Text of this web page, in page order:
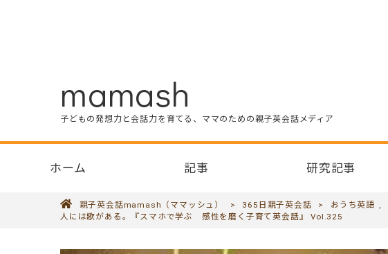
mamash
子どもの発想力と会話力を育てる、ママのための親子英会話メディア
ホーム 記事 研究記事
親子英会話mamash（ママッシュ） > 365日親子英会話 > おうち英語
人には歌がある。『スマホで学ぶ 感性を磨く子育て英会話』 Vol.325